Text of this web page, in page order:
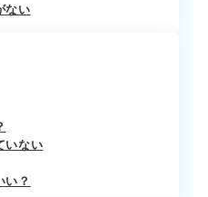
ない
いない
い？